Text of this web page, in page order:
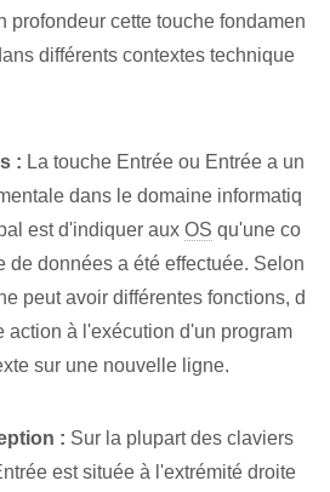
profondeur cette touche fondamen
différents contextes technique
: La touche Entrée ou Entrée a un
dans le domaine informatiq
est d'indiquer aux OS qu'une co
de données a été effectuée⁤. Selon
peut avoir différentes fonctions, d
action à l'exécution d'un program
sur une nouvelle ligne.
: Sur la plupart des claviers
est située à ⁤l'extrémité droite